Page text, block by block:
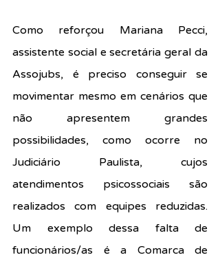
Como reforçou Mariana Pecci,
assistente social e secretária geral da
Assojubs, é preciso conseguir se
movimentar mesmo em cenários que
não apresentem grandes
possibilidades, como ocorre no
Judiciário Paulista, cujos
atendimentos psicossociais são
realizados com equipes reduzidas.
Um exemplo dessa falta de
funcionários/as é a Comarca de